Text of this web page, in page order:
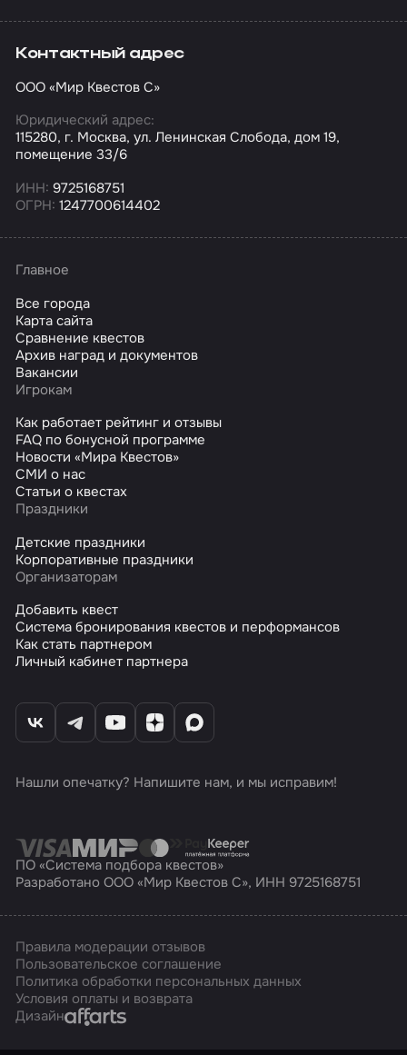
Контактный адрес
ООО «Мир Квестов С»
Юридический адрес:
115280, г. Москва, ул. Ленинская Слобода, дом 19,
помещение 33/6
ИНН: 9725168751
ОГРН: 1247700614402
Главное
Все города
Карта сайта
Сравнение квестов
Архив наград и документов
Вакансии
Игрокам
Как работает рейтинг и отзывы
FAQ по бонусной программе
Новости «Мира Квестов»
СМИ о нас
Статьи о квестах
Праздники
Детские праздники
Корпоративные праздники
Организаторам
Добавить квест
Система бронирования квестов и перформансов
Как стать партнером
Личный кабинет партнера
Нашли опечатку? Напишите нам, и мы исправим!
ПО «Система подбора квестов»
Разработано ООО «Мир Квестов С», ИНН 9725168751
Правила модерации отзывов
Пользовательское соглашение
Политика обработки персональных данных
Условия оплаты и возврата
ДизайнAffarts